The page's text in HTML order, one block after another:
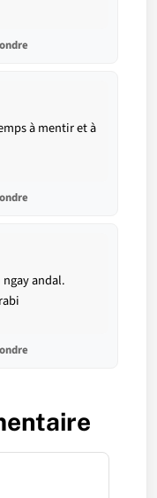
à mentir et à
ngay andal.